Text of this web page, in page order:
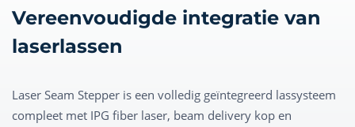
Vereenvoudigde integratie van
laserlassen
Laser Seam Stepper is een volledig geïntegreerd lassysteem
compleet met IPG fiber laser, beam delivery kop en